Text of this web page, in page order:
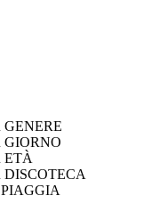
GIORNO
ETÀ